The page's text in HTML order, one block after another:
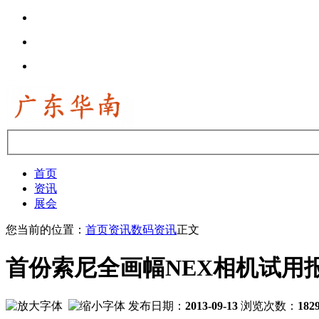
首页
资讯
展会
您当前的位置： 首页资讯数码资讯正文
首份索尼全画幅NEX相机试用
发布日期： 2013-09-13 浏览次数：